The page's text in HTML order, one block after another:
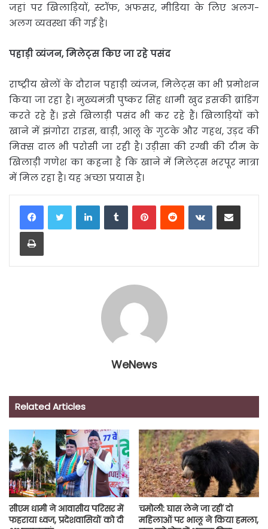
जहां पर खिलाड़ियों, स्टॉफ, अफसर, मीडिया के लिए अलग-
अलग व्यवस्था की गई है।
पहाड़ीव्यंजन,मिलेट्सकिएजारहेपसंद
राष्ट्रीय खेलों के दौरान पहाड़ी व्यंजन, मिलेट्स का भी प्रमोशन
किया जा रहा है। मुख्यमंत्री पुष्कर सिंह धामी खुद इसकी ब्रांडिंग
करते रहे हैं। इसे खिलाड़ी पसंद भी कर रहे हैं। खिलाड़ियों को
खाने में झंगोरा राइस, बाड़ी, आलू के गुटके और गहथ, उड़द की
मिक्स दाल भी परोसी जा रही है। उड़ीसा की रग्बी की टीम के
खिलाड़ी गणेश का कहना है कि खाने में मिलेट्स भरपूर मात्रा
में मिल रहा है। यह अच्छा प्रयास है।
LinkedInTumblrPinterestReddit VKontakteShare via Email
Print
WeNews
Related Articles
सीएम धामी ने आवासीय परिसर में
फहराया ध्वज, प्रदेशवासियों को दी
चमोली: घास लेने जा रहीं दो
महिलाओं पर भालू ने किया हमला,